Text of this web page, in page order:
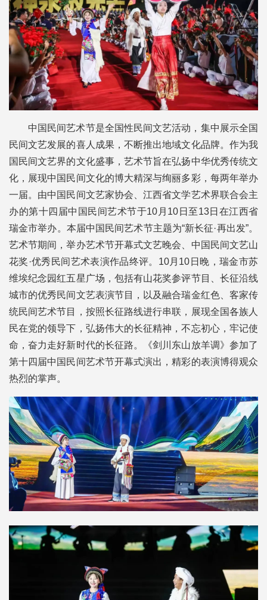
中国民间艺术节是全国性民间文艺活动，集中展示全国
民间文艺发展的喜人成果，不断推出地域文化品牌。作为我
国民间文艺界的文化盛事，艺术节旨在弘扬中华优秀传统文
化，展现中国民间文化的博大精深与绚丽多彩，每两年举办
一届。由中国民间文艺家协会、江西省文学艺术界联合会主
办的第十四届中国民间艺术节于10月10日至13日在江西省
瑞金市举办。本届中国民间艺术节主题为“新长征·再出发”。
艺术节期间，举办艺术节开幕式文艺晚会、中国民间文艺山
花奖·优秀民间艺术表演作品终评。10月10日晚，瑞金市苏
维埃纪念园红五星广场，包括有山花奖参评节目、长征沿线
城市的优秀民间文艺表演节目，以及融合瑞金红色、客家传
统民间艺术节目，按照长征路线进行串联，展现全国各族人
民在党的领导下，弘扬伟大的长征精神，不忘初心，牢记使
命，奋力走好新时代的长征路。《剑川东山放羊调》参加了
第十四届中国民间艺术节开幕式演出，精彩的表演博得观众
热烈的掌声。